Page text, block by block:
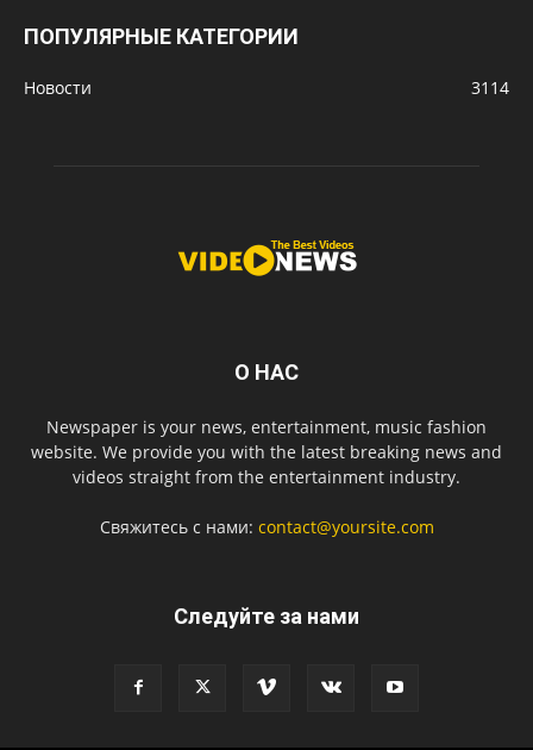
ПОПУЛЯРНЫЕ КАТЕГОРИИ
Новости 3114
О НАС
Newspaper is your news, entertainment, music fashion
website. We provide you with the latest breaking news and
videos straight from the entertainment industry.
Свяжитесь с нами: contact@yoursite.com
Следуйте за нами